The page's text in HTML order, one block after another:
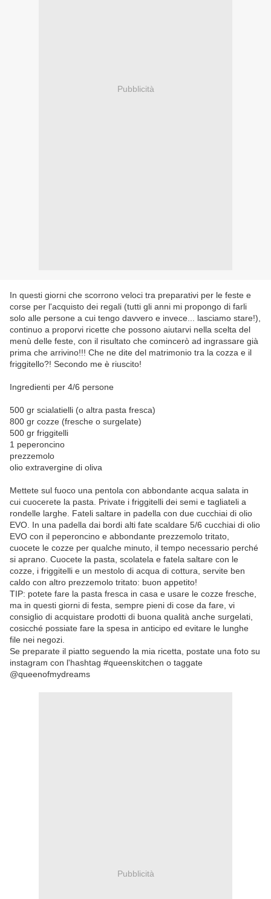
Pubblicità
In questi giorni che scorrono veloci tra preparativi per le feste e
corse per l'acquisto dei regali (tutti gli anni mi propongo di farli
solo alle persone a cui tengo davvero e invece... lasciamo stare!),
continuo a proporvi ricette che possono aiutarvi nella scelta del
menù delle feste, con il risultato che comincerò ad ingrassare già
prima che arrivino!!! Che ne dite del matrimonio tra la cozza e il
friggitello?! Secondo me è riuscito!
Ingredienti per 4/6 persone
500 gr scialatielli (o altra pasta fresca)
800 gr cozze (fresche o surgelate)
500 gr friggitelli
1 peperoncino
prezzemolo
olio extravergine di oliva
Mettete sul fuoco una pentola con abbondante acqua salata in
cui cuocerete la pasta. Private i friggitelli dei semi e tagliateli a
rondelle larghe. Fateli saltare in padella con due cucchiai di olio
EVO. In una padella dai bordi alti fate scaldare 5/6 cucchiai di olio
EVO con il peperoncino e abbondante prezzemolo tritato,
cuocete le cozze per qualche minuto, il tempo necessario perché
si aprano. Cuocete la pasta, scolatela e fatela saltare con le
cozze, i friggitelli e un mestolo di acqua di cottura, servite ben
caldo con altro prezzemolo tritato: buon appetito!
TIP: potete fare la pasta fresca in casa e usare le cozze fresche,
ma in questi giorni di festa, sempre pieni di cose da fare, vi
consiglio di acquistare prodotti di buona qualità anche surgelati,
cosicché possiate fare la spesa in anticipo ed evitare le lunghe
file nei negozi.
Se preparate il piatto seguendo la mia ricetta, postate una foto su
instagram con l'hashtag #queenskitchen o taggate
@queenofmydreams
Pubblicità